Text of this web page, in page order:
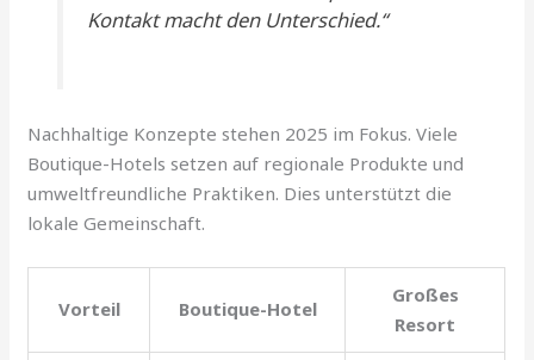
Kontakt macht den Unterschied.“
Nachhaltige Konzepte stehen 2025 im Fokus. Viele
Boutique-Hotels setzen auf regionale Produkte und
umweltfreundliche Praktiken. Dies unterstützt die
lokale Gemeinschaft.
Vorteil Boutique-Hotel
Großes
Resort